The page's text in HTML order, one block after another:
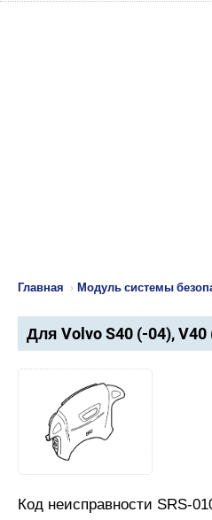
Главная › Модуль системы
Для Volvo S40 (-04), V40
Код неисправности SRS-